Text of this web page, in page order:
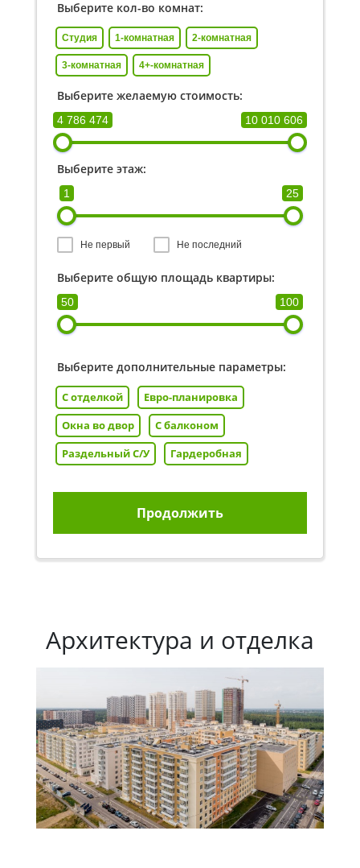
Выберите кол-во комнат:
Студия 1-комнатная 2-комнатная
3-комнатная 4+-комнатная
Выберите желаемую стоимость:
4 786 474 10 010 606
Выберите этаж:
1 25
Не первый Не последний
Выберите общую площадь квартиры:
50 100
Выберите дополнительные параметры:
С отделкой
Евро-планировка
Окна во двор
С балконом
Раздельный С/У
Гардеробная
Продолжить
Архитектура и отделка